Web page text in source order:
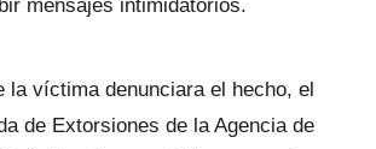
mensajes intimidatorios.
la víctima denunciara el hecho, el
de Extorsiones de la Agencia de